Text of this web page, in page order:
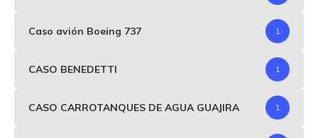
Caso avión Boeing 737 1
CASO BENEDETTI 1
CASO CARROTANQUES DE AGUA GUAJIRA 1